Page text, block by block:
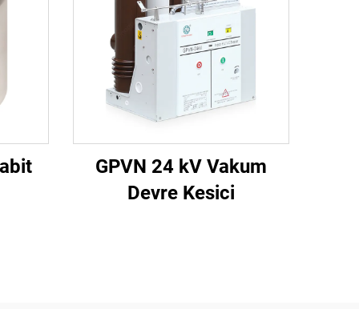
GPVN 24 kV Vakum
Devre Kesici